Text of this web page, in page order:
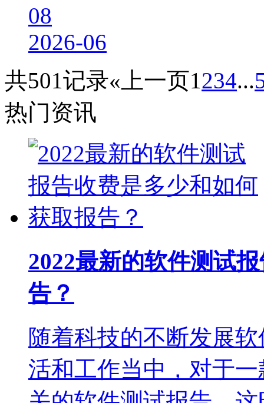
08
2026-06
共501记录«上一页1234...
热门资讯
2022最新的软件测试
告？
随着科技的不断发展
活和工作当中，对于